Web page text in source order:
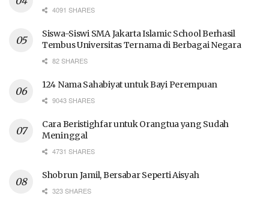
4091 SHARES
Siswa-Siswi SMA Jakarta Islamic School Berhasil
Tembus Universitas Ternama di Berbagai Negara
82 SHARES
124 Nama Sahabiyat untuk Bayi Perempuan
9043 SHARES
Cara Beristighfar untuk Orangtua yang Sudah
Meninggal
4731 SHARES
Shobrun Jamil, Bersabar Seperti Aisyah
323 SHARES